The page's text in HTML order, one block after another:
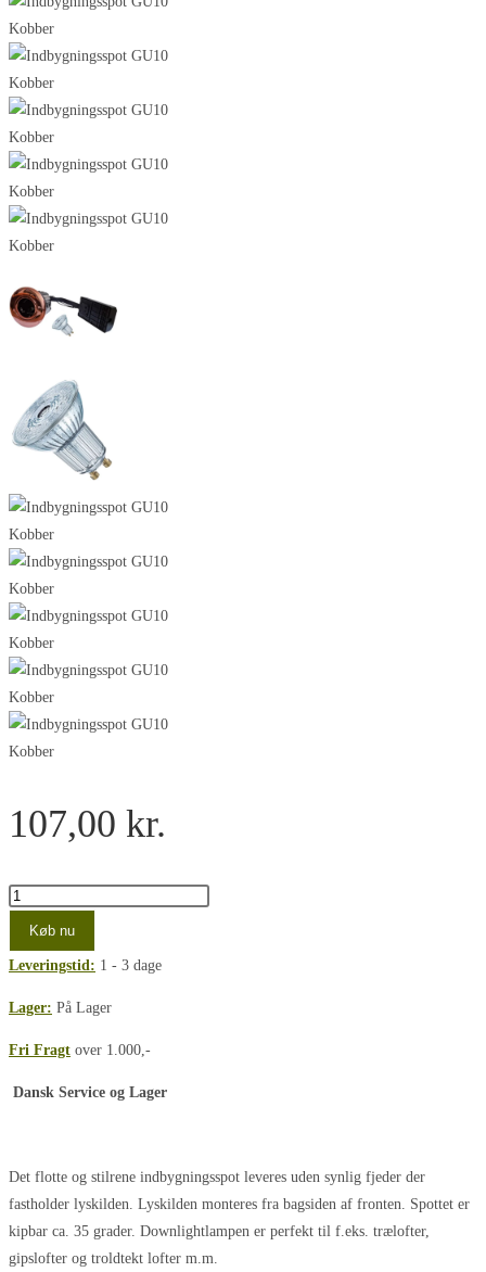
107,00 kr.
Indbygningsspot
GU10
Blank
Kobber
m.
Dim
GU10
Køb nu
Leveringstid: 1 - 3 dage
Lager: På Lager
Fri Fragt over 1.000,-
Dansk Service og Lager
Det flotte og stilrene indbygningsspot leveres uden synlig fjeder der
fastholder lyskilden. Lyskilden monteres fra bagsiden af fronten. Spottet er
kipbar ca. 35 grader. Downlightlampen er perfekt til f.eks. trælofter,
gipslofter og troldtekt lofter m.m.